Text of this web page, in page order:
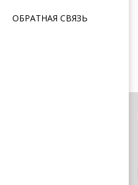
ОБРАТНАЯ СВЯЗЬ